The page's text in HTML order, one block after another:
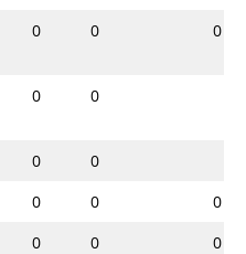
0 0 0
0 0
0
0
0 0
0
0 0
0